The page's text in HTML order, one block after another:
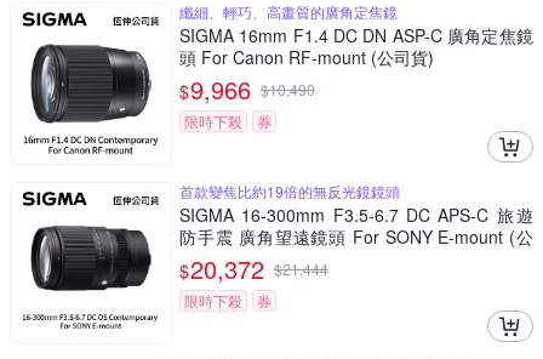
纖細、輕巧、高畫質的廣角定焦鏡
SIGMA 16mm F1.4 DC DN ASP-C 廣角定焦鏡
頭 For Canon RF-mount (公司貨)
$9,966 $10,490
限時下殺
券
首款變焦比約19倍的無反光鏡鏡頭
SIGMA 16-300mm F3.5-6.7 DC APS-C 旅遊
防手震 廣角望遠鏡頭 For SONY E-mount (公
司貨)
$20,372 $21,444
限時下殺
券